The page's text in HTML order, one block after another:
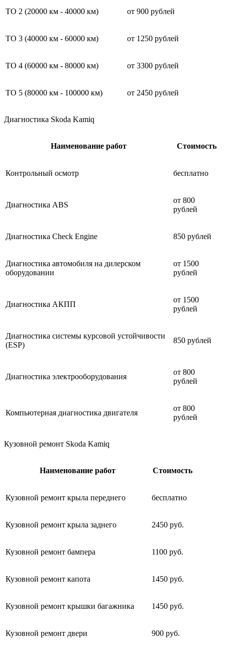
ТО 2 (20000 км - 40000 км) от 900 рублей
ТО 3 (40000 км - 60000 км) от 1250 рублей
ТО 4 (60000 км - 80000 км) от 3300 рублей
ТО 5 (80000 км - 100000 км) от 2450 рублей
Диагностика Skoda Kamiq
Наименование работ Стоимость
Контрольный осмотр бесплатно
Диагностика ABS
от 800
рублей
Диагностика Check Engine 850 рублей
Диагностика автомобиля на дилерском
оборудовании
от 1500
рублей
Диагностика АКПП
от 1500
рублей
Диагностика системы курсовой устойчивости
(ESP)
850 рублей
Диагностика электрооборудования
от 800
рублей
Компьютерная диагностика двигателя
от 800
рублей
Кузовной ремонт Skoda Kamiq
Наименование работ Стоимость
Кузовной ремонт крыла переднего бесплатно
Кузовной ремонт крыла заднего 2450 руб.
Кузовной ремонт бампера 1100 руб.
Кузовной ремонт капота 1450 руб.
Кузовной ремонт крышки багажника 1450 руб.
Кузовной ремонт двери 900 руб.